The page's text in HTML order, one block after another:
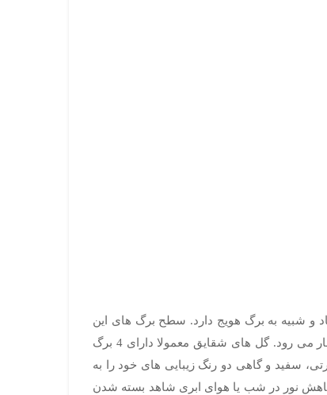
برگ هایی با بریدگی های زیاد و شبیه به برگ هویج دارد. سطح برگ های این
گیاه با پوششی به رنگ آبی مایل به خاکستری پوشیده شده است. این گیاه به واسطه وجود گل های زیبای آن از گیاهان زینتی به شمار می رود. گل های شقایق معمولا دارای 4 برگ
کرم، صورتی، سفید و گاهی دو رنگ زیبایی های خود را به
نور در شب یا هوای ابری شاهد بسته شدن